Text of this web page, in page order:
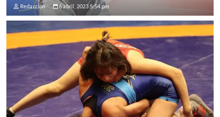
Redaccion 6 abril, 2023 5:54 pm